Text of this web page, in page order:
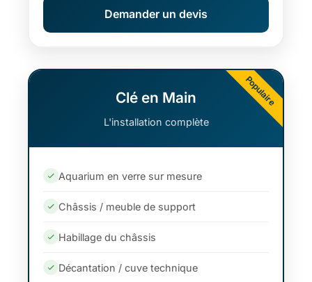
Demander un devis
Clé en Main
L'installation complète
Aquarium en verre sur mesure
Châssis / meuble de support
Habillage du châssis
Décantation / cuve technique